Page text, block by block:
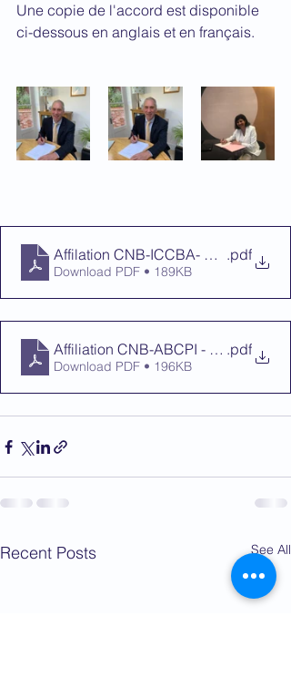
Une copie de l'accord est disponible
ci-dessous en anglais et en français.
Affilation CNB-ICCBA- ENG.pdf
Download PDF • 189KB
Affiliation CNB-ABCPI - FR .pdf
Download PDF • 196KB
Recent Posts See All